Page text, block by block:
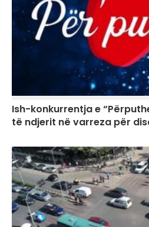
Ish-konkurrentja e
të ndjerit në varreza për